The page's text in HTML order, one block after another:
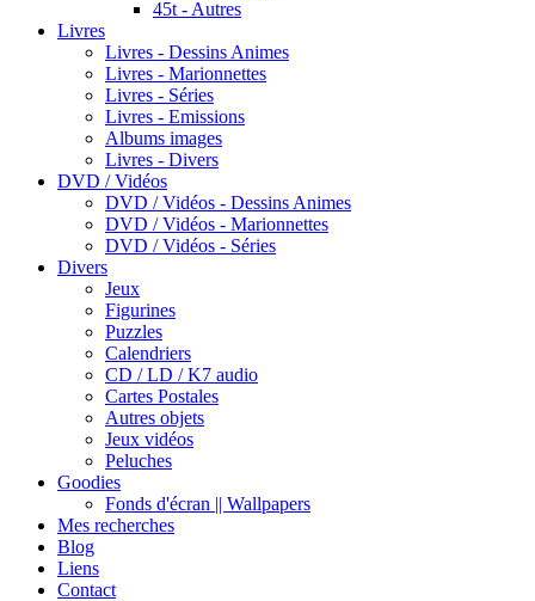
45t - Autres
Livres
Livres - Dessins Animes
Livres - Marionnettes
Livres - Séries
Livres - Emissions
Albums images
Livres - Divers
DVD / Vidéos
DVD / Vidéos - Dessins Animes
DVD / Vidéos - Marionnettes
DVD / Vidéos - Séries
Divers
Jeux
Figurines
Puzzles
Calendriers
CD / LD / K7 audio
Cartes Postales
Autres objets
Jeux vidéos
Peluches
Goodies
Fonds d'écran || Wallpapers
Mes recherches
Blog
Liens
Contact